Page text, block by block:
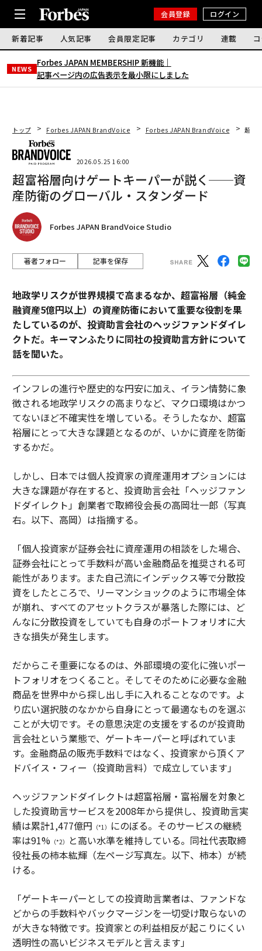
会員登録 ログイン
新着記事 人気記事 会員限定記事 カテゴリ 連載
NEWS
Forbes JAPAN MEMBERSHIP 新機能｜
記事ページ内の広告表示を最小限にしました
トップ Forbes JAPAN BrandVoice Forbes JAPAN BrandVoice 超富
2026.05.25 16:00
超富裕層向けゲートキーパーが説く──資
産防衛のグローバル・スタンダード
Forbes JAPAN BrandVoice Studio
著者フォロー 記事を保存
地政学リスクが世界規模で高まるなか、超富裕層（純金
融資産5億円以上）の資産防衛において重要な役割を果
たしているのが、投資助言会社のヘッジファンドダイレ
クトだ。キーマンふたりに同社の投資助言方針について
話を聞いた。
インフレの進行や歴史的な円安に加え、イラン情勢に象
徴される地政学リスクの高まりなど、マクロ環境はかつ
てないほど不確実性を増している。そうしたなか、超富
裕層にとって大きな課題となるのが、いかに資産を防衛
するかだ。
しかし、日本では個人投資家の資産運用オプションには
大きな課題が存在すると、投資助言会社「ヘッジファン
ドダイレクト」創業者で取締役会長の高岡壮一郎（写真
右。以下、高岡）は指摘する。
「個人投資家が証券会社に資産運用の相談をした場合、
証券会社にとって手数料が高い金融商品を推奨される可
能性があります。また自己流にインデックス等で分散投
資をしたところで、リーマンショックのように市場全体
が崩れ、すべてのアセットクラスが暴落した際には、ど
んなに分散投資をしていても自身のポートフォリオに大
きな損失が発生します。
だからこそ重要になるのは、外部環境の変化に強いポー
トフォリオをつくること。そしてそのために必要な金融
商品を世界中から探し出し手に入れることなのです。よ
り広い選択肢のなかから自身にとって最適なものを選ぶ
ことが大切です。その意思決定の支援をするのが投資助
言会社という業態で、ゲートキーパーと呼ばれていま
す。金融商品の販売手数料ではなく、投資家から頂くア
ドバイス・フィー（投資助言料）で成立しています」
ヘッジファンドダイレクトは超富裕層・富裕層を対象と
した投資助言サービスを2008年から提供し、投資助言実
績は累計1,477億円 （*1） にのぼる。そのサービスの継続
率は91% （*2）
と高い水準を維持している。同社代表取締
役社長の柿本紘輝（左ページ写真左。以下、柿本）が続
ける。
「ゲートキーパーとしての投資助言業者は、ファンドな
どからの手数料やバックマージンを一切受け取らないの
が大きな特徴です。投資家との利益相反が起こりにくい
透明性の高いビジネスモデルと言えます」